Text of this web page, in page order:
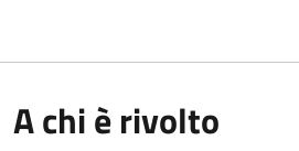
A chi è rivolto